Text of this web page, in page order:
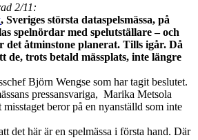
2/11:
, Sveriges största dataspelsmässa, på
spelnördar med spelutställare – och
det åtminstone planerat. Tills igår. Då
de, trots betald mässplats, inte längre
Björn Wengse som har tagit beslutet.
pressansvariga, Marika Metsola
beror på en nyanställd som inte
det här är en spelmässa i första hand. Där